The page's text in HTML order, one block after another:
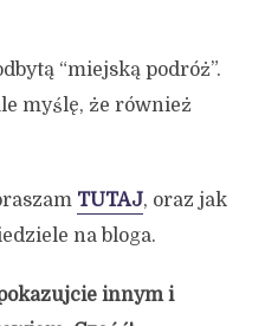
“miejską podróż”.
myślę, że również
TUTAJ, oraz jak
na bloga.
innym i